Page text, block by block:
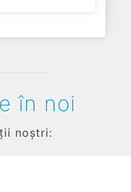
în noi
noștri: